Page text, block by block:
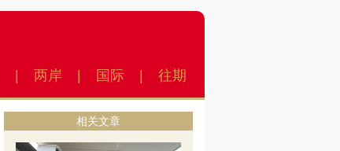
两岸 国际 往期
相关文章